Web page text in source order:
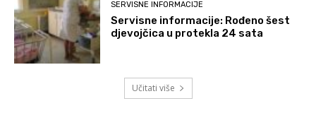
SERVISNE INFORMACIJE
Servisne informacije: Rođeno šest
djevojčica u protekla 24 sata
Učitati više